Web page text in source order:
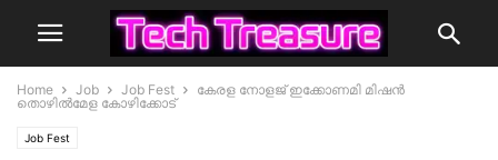
Home Job Job Fest
കേരള നോളജ് ഇക്കോണമി മിഷന്‍
തൊഴില്‍മേള കോഴിക്കോട്
Job Fest